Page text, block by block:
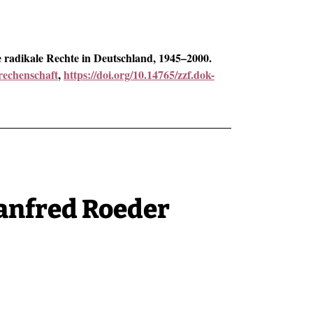
Rechte in Deutschland, 1945–2000.
,https://doi.org/10.14765/zzf.dok-
Roeder